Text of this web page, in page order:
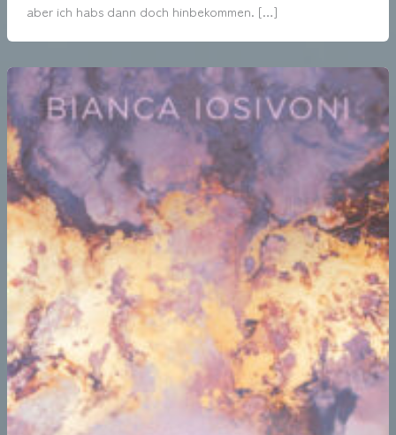
aber ich habs dann doch hinbekommen. […]